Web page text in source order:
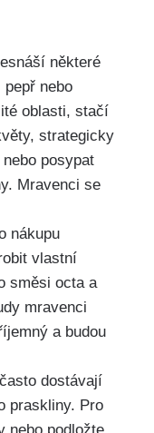
některé
nebo
oblasti, ‌stačí
strategicky
posypat
Mravenci se
nákupu
vlastní
směsi octa ‌a
mravenci
a budou
dostávají
praskliny. Pro
nebo⁤ podložte